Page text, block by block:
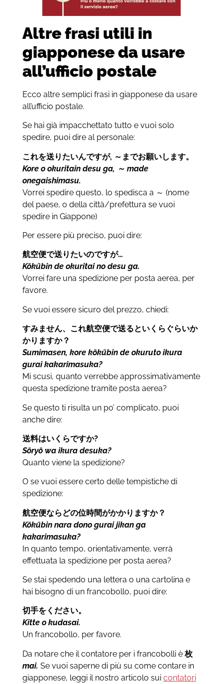
Altre frasi utili in
giapponese da usare
all’ufficio postale
Ecco altre semplici frasi in giapponese da usare
all’ufficio postale.
Se hai già impacchettato tutto e vuoi solo
spedire, puoi dire al personale:
これを送りたいんですが, ～までお願いします。
Kore o okuritain desu ga, ～ made
onegaishimasu.
Vorrei spedire questo, lo spedisca a ～ (nome
del paese, o della città/prefettura se vuoi
spedire in Giappone)
Per essere più preciso, puoi dire:
航空便で送りたいのですが…
Kōkūbin de okuritai no desu ga.
Vorrei fare una spedizione per posta aerea, per
favore.
Se vuoi essere sicuro del prezzo, chiedi:
すみません、これ航空便で送るといくらぐらいか
かりますか？
Sumimasen, kore kōkūbin de okuruto ikura
gurai kakarimasuka?
Mi scusi, quanto verrebbe approssimativamente
questa spedizione tramite posta aerea?
Se questo ti risulta un po’ complicato, puoi
anche dire:
送料はいくらですか?
Sōryō wa ikura desuka?
Quanto viene la spedizione?
O se vuoi essere certo delle tempistiche di
spedizione:
航空便ならどの位時間がかかりますか？
Kōkūbin nara dono gurai jikan ga
kakarimasuka?
In quanto tempo, orientativamente, verrà
effettuata la spedizione per posta aerea?
Se stai spedendo una lettera o una cartolina e
hai bisogno di un francobollo, puoi dire:
切手をください。
Kitte o kudasai.
Un francobollo, per favore.
Da notare che il contatore per i francobolli è 枚
mai. Se vuoi saperne di più su come contare in
giapponese, leggi il nostro articolo sui contatori